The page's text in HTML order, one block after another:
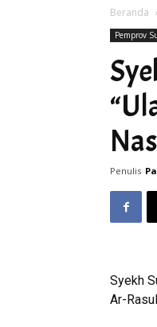
Beranda
Pemprov
Penulis
Syekh
Ar-